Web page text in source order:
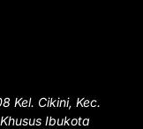
Kel. Cikini, Kec.
Ibukota